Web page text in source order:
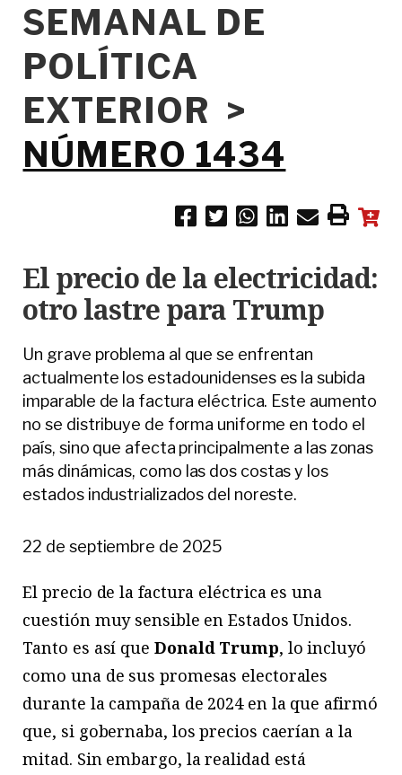
SEMANAL DE
POLÍTICA
EXTERIOR >
NÚMERO 1434
El precio de la electricidad:
otro lastre para Trump
Un grave problema al que se enfrentan
actualmente los estadounidenses es la subida
imparable de la factura eléctrica. Este aumento
no se distribuye de forma uniforme en todo el
país, sino que afecta principalmente a las zonas
más dinámicas, como las dos costas y los
estados industrializados del noreste.
22 de septiembre de 2025
El precio de la factura eléctrica es una
cuestión muy sensible en Estados Unidos.
Tanto es así que Donald Trump, lo incluyó
como una de sus promesas electorales
durante la campaña de 2024 en la que afirmó
que, si gobernaba, los precios caerían a la
mitad. Sin embargo, la realidad está